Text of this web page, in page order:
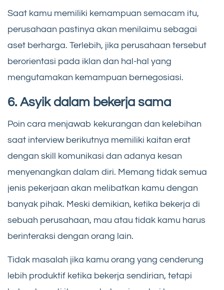
Saat kamu memiliki kemampuan semacam itu,
perusahaan pastinya akan menilaimu sebagai
aset berharga. Terlebih, jika perusahaan tersebut
berorientasi pada iklan dan hal-hal yang
mengutamakan kemampuan bernegosiasi.
6. Asyik dalam bekerja sama
Poin cara menjawab kekurangan dan kelebihan
saat interview berikutnya memiliki kaitan erat
dengan skill komunikasi dan adanya kesan
menyenangkan dalam diri. Memang tidak semua
jenis pekerjaan akan melibatkan kamu dengan
banyak pihak. Meski demikian, ketika bekerja di
sebuah perusahaan, mau atau tidak kamu harus
berinteraksi dengan orang lain.
Tidak masalah jika kamu orang yang cenderung
lebih produktif ketika bekerja sendirian, tetapi